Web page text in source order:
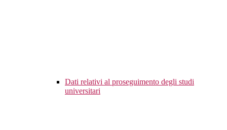
Dati relativi al proseguimento degli studi
universitari